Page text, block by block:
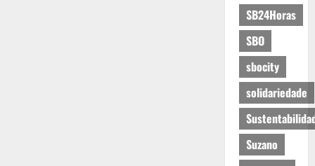
SB24Horas
SBO
sbocity
solidariedade
Suzano